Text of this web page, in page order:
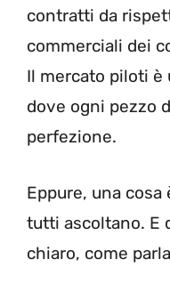
contratti da
commerciali dei
Il mercato piloti è
dove ogni pezzo
perfezione.
Eppure, una cosa
tutti ascoltano. E
chiaro, come